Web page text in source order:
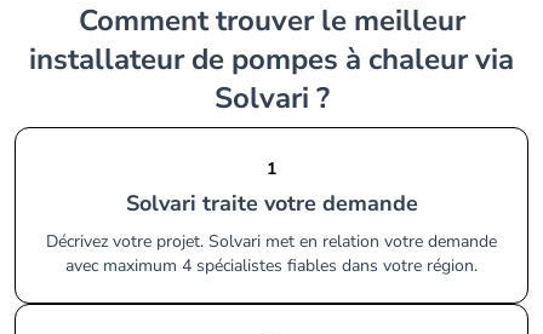
Comment trouver le meilleur
installateur de pompes à chaleur via
Solvari ?
1
Solvari traite votre demande
Décrivez votre projet. Solvari met en relation votre demande
avec maximum 4 spécialistes fiables dans votre région.